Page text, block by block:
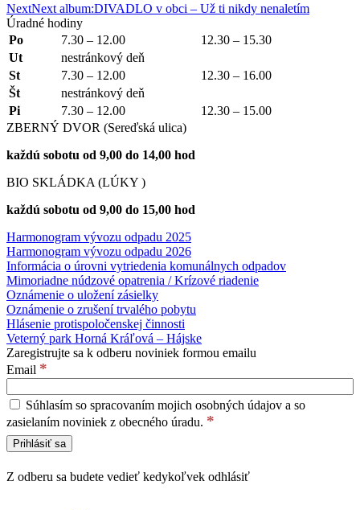
NextNext album:DIVADLO v obci – Už ti nikdy nenaletím
Úradné hodiny
Po
7.30 – 12.00
12.30 – 15.30
Ut
nestránkový deň
St
7.30 – 12.00
12.30 – 16.00
Št
nestránkový deň
Pi
7.30 – 12.00
12.30 – 15.00
ZBERNÝ DVOR (Sereďská ulica)
každú sobotu od 9,00 do 14,00 hod
BIO SKLÁDKA (LÚKY )
každú sobotu od 9,00 do 15,00 hod
Harmonogram vývozu odpadu 2025
Harmonogram vývozu odpadu 2026
Informácia o úrovni vytriedenia komunálnych odpadov
Mimoriadne núdzové opatrenia / Krízové riadenie
Oznámenie o uložení zásielky
Oznámenie o zrušení trvalého pobytu
Hlásenie protispoločenskej činnosti
Veterný park Horná Kráľová – Hájske
Zaregistrujte sa k odberu noviniek formou emailu
Email *
Súhlasím so spracovaním mojich osobných údajov a so
zasielaním noviniek z obecného úradu. *
Z odberu sa budete vedieť kedykoľvek odhlásiť